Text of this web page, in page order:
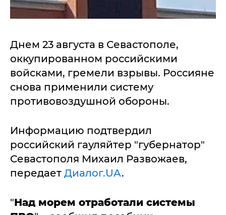
Днем 23 августа в Севастополе,
оккупированном российскими
войсками, гремели взрывы. Россияне
снова применили систему
противовоздушной обороны.
Информацию подтвердил
российский гауляйтер "губернатор"
Севастополя Михаил Развожаев,
передает Диалог.UA.
"Над морем отработали системы